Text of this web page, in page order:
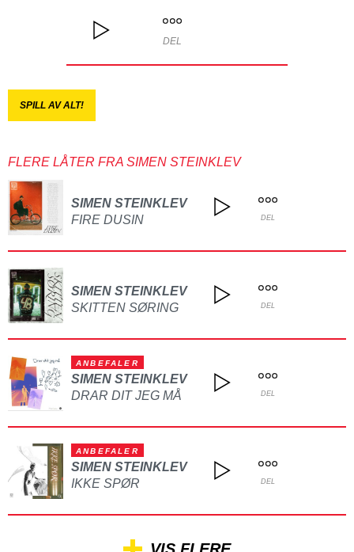
DEL
SPILL AV ALT!
FLERE LÅTER FRA SIMEN STEINKLEV
SIMEN STEINKLEV
FIRE DUSIN
DEL
SIMEN STEINKLEV
SKITTEN SØRING
DEL
ANBEFALER
SIMEN STEINKLEV
DRAR DIT JEG MÅ
DEL
ANBEFALER
SIMEN STEINKLEV
IKKE SPØR
DEL